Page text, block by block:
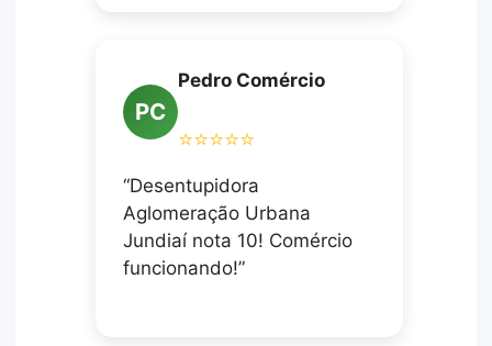
PC
Pedro Comércio
⭐⭐⭐⭐⭐
“Desentupidora
Aglomeração Urbana
Jundiaí nota 10! Comércio
funcionando!”